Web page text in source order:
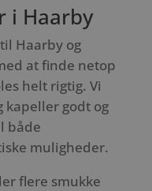
i Haarby
Haarby og
at finde netop
helt rigtig. Vi
kapeller godt og
både
muligheder.
flere smukke